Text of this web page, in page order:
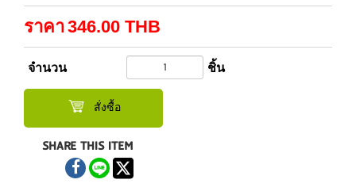
ราคา346.00 THB
จำนวน ชิ้น
สั่งซื้อ
SHARE THIS ITEM